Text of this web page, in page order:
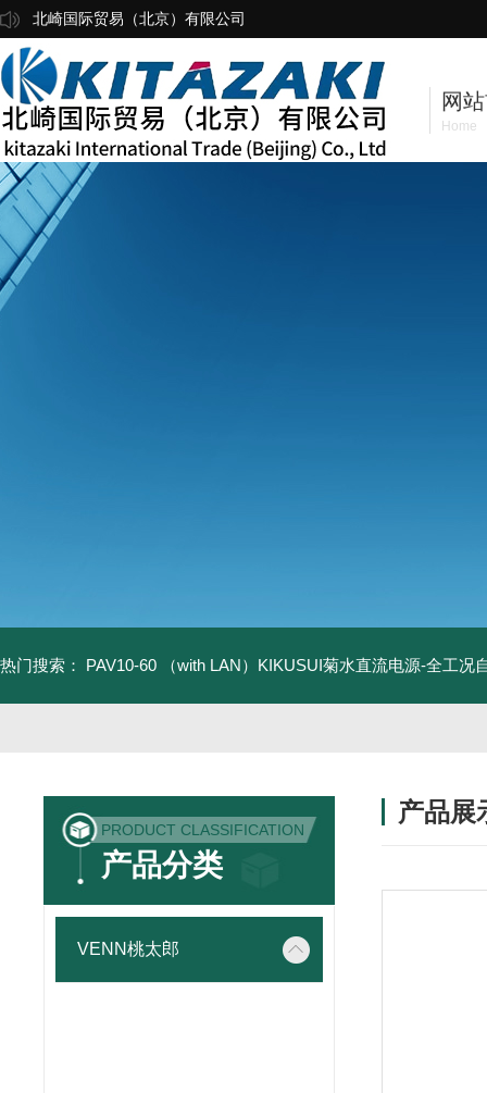
北崎国际贸易（北京）有限公司
网
Home
热门搜索： PAV10-60 （with LAN）KIKUSUI菊水直流电源-全工况
PRODUCT CLASSIFICATION
产品分类
VENN桃太郎
产品展